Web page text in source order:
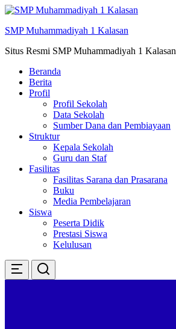
Skip
konten
SMP Muhammadiyah 1 Kalasan
Situs Resmi SMP Muhammadiyah 1 Kalasan
Beranda
Berita
Profil
Profil Sekolah
Data Sekolah
Sumber Dana dan Pembiayaan
Struktur
Kepala Sekolah
Guru dan Staf
Fasilitas
Fasilitas Sarana dan Prasarana
Buku
Media Pembelajaran
Siswa
Peserta Didik
Prestasi Siswa
Kelulusan